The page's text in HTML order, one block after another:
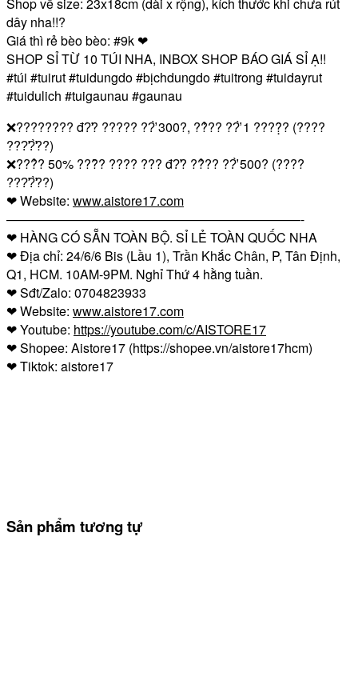
dây nha!!?
Giá thì rẻ bèo bèo: #9k ❤
SHOP SỈ TỪ 10 TÚI NHA, INBOX SHOP BÁO GIÁ SỈ Ạ!!
#túi #tuirut#tuidungdo#bịchdungdo#tuitrong #tuidayrut
#tuidulich #tuigaunau #gaunau
❌???????? đ?̛? ????? ??̛̀ 300?, ??̉?? ??̛̀ 1 ????̣̂? (????
???̛?̛̀??)
❌???̉? 50% ???̂̀? ???? ??? đ?̛? ??̉?? ??̛̀ 500? (????
???̛?̛̀??)
❤Website: www.aistore17.com
———————————————————————-
❤ HÀNG CÓ SẴN TOÀN BỘ. SỈ LẺ TOÀN QUỐC NHA
❤Địa chỉ: 24/6/6 Bis (Lầu 1), Trần Khắc Chân, P, Tân Định,
Q1, HCM. 10AM-9PM. Nghỉ Thứ 4 hằng tuần.
❤Sđt/Zalo: 0704823933
❤Website: www.aistore17.com
❤Youtube: https://youtube.com/c/AISTORE17
❤Shopee: Aistore17 (https://shopee.vn/aistore17hcm)
❤Tiktok: aistore17
Sản phẩm tương tự